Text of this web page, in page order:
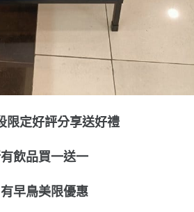
限定好評分享送好禮
飲品買一送一
早鳥美限優惠